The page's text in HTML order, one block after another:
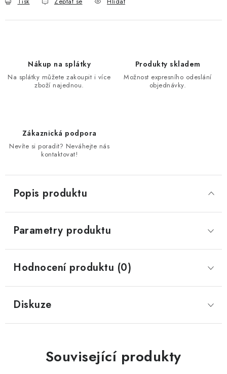
Nákup na splátky
Na splátky můžete zakoupit i více
zboží najednou.
Produkty skladem
Možnost expresního odeslání
objednávky.
Zákaznická podpora
Nevíte si poradit? Neváhejte nás
kontaktovat!
Popis produktu
Parametry produktu
Hodnocení produktu (0)
Diskuze
Související produkty